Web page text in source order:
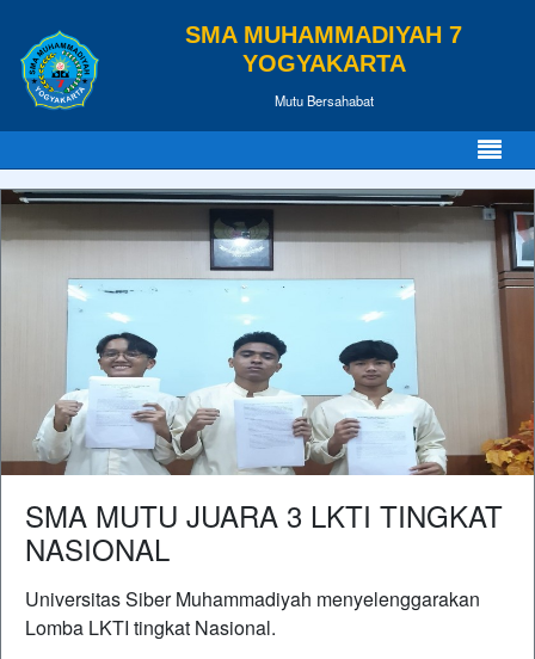
SMA MUHAMMADIYAH 7
YOGYAKARTA
Mutu Bersahabat
SMA MUTU JUARA 3 LKTI TINGKAT
NASIONAL
Universitas Siber Muhammadiyah menyelenggarakan
Lomba LKTI tingkat Nasional.